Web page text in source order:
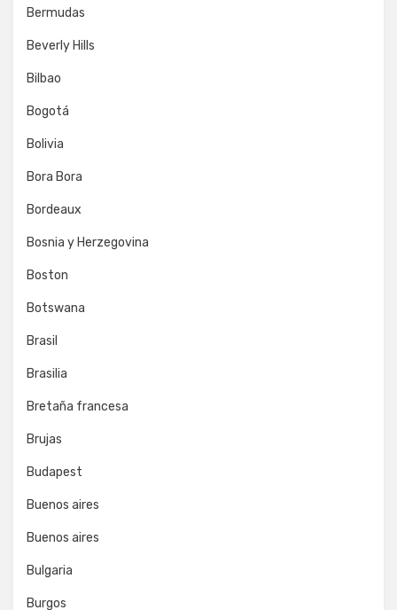
Bermudas
Beverly Hills
Bilbao
Bogotá
Bolivia
Bora Bora
Bordeaux
Bosnia y Herzegovina
Boston
Botswana
Brasil
Brasilia
Bretaña francesa
Brujas
Budapest
Buenos aires
Buenos aires
Bulgaria
Burgos